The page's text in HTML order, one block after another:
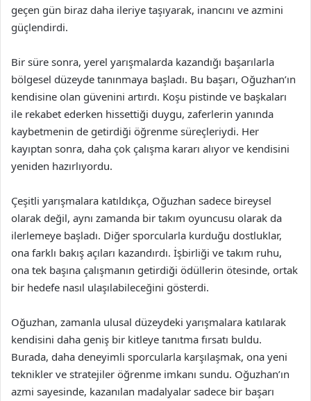
geçen gün biraz daha ileriye taşıyarak, inancını ve azmini
güçlendirdi.
Bir süre sonra, yerel yarışmalarda kazandığı başarılarla
bölgesel düzeyde tanınmaya başladı. Bu başarı, Oğuzhan’ın
kendisine olan güvenini artırdı. Koşu pistinde ve başkaları
ile rekabet ederken hissettiği duygu, zaferlerin yanında
kaybetmenin de getirdiği öğrenme süreçleriydi. Her
kayıptan sonra, daha çok çalışma kararı alıyor ve kendisini
yeniden hazırlıyordu.
Çeşitli yarışmalara katıldıkça, Oğuzhan sadece bireysel
olarak değil, aynı zamanda bir takım oyuncusu olarak da
ilerlemeye başladı. Diğer sporcularla kurduğu dostluklar,
ona farklı bakış açıları kazandırdı. İşbirliği ve takım ruhu,
ona tek başına çalışmanın getirdiği ödüllerin ötesinde, ortak
bir hedefe nasıl ulaşılabileceğini gösterdi.
Oğuzhan, zamanla ulusal düzeydeki yarışmalara katılarak
kendisini daha geniş bir kitleye tanıtma fırsatı buldu.
Burada, daha deneyimli sporcularla karşılaşmak, ona yeni
teknikler ve stratejiler öğrenme imkanı sundu. Oğuzhan’ın
azmi sayesinde, kazanılan madalyalar sadece bir başarı